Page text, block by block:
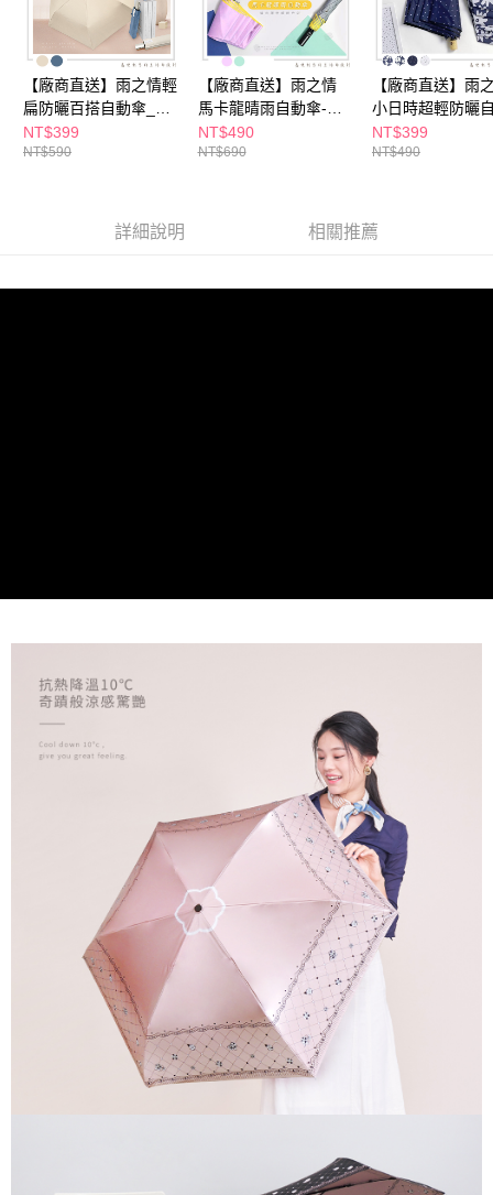
２．關於個人資料處理事宜，請瀏覽以下網址：
https://aftee.tw/terms/#terms3
３．未成年的使用者請事先徵得法定代理人或監護人之同意方可使用
「AFTEE先享後付」，若未經同意申辦者引起之損失，本公司不負相關責
任。
４．使用「AFTEE先享後付」時，將依據個別帳號之用戶狀況，依本公司即
時審查核予不同之上限額度；若仍有額度不足之情形，本公司將視審查結果
請求用戶進行身份認證。
【廠商直送】雨之情輕
扁防曬百搭自動傘_多
款任選
NT$399
NT$590
【廠商直送】雨之情
馬卡龍晴雨自動傘-多
款任選
NT$490
NT$690
【廠商直送】雨
小日時超輕防曬
傘-多款任選
NT$399
NT$490
詳細說明 相關推薦